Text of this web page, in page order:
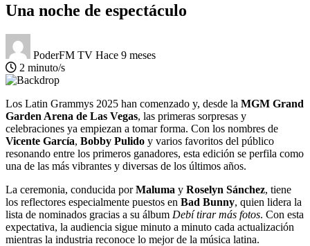
Una noche de espectáculo
PoderFM TV Hace 9 meses
2 minuto/s
Los Latin Grammys 2025 han comenzado y, desde la MGM Grand
Garden Arena de Las Vegas, las primeras sorpresas y
celebraciones ya empiezan a tomar forma. Con los nombres de
Vicente García, Bobby Pulido y varios favoritos del público
resonando entre los primeros ganadores, esta edición se perfila como
una de las más vibrantes y diversas de los últimos años.
La ceremonia, conducida porMaluma y Roselyn Sánchez, tiene
los reflectores especialmente puestos en Bad Bunny, quien lidera la
lista de nominados gracias a su álbum Debí tirar más fotos. Con esta
expectativa, la audiencia sigue minuto a minuto cada actualización
mientras la industria reconoce lo mejor de la música latina.